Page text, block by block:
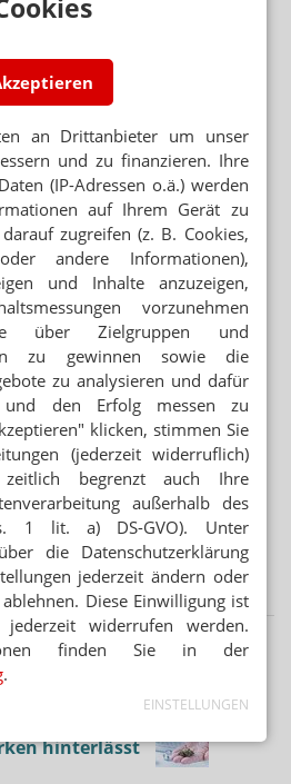
an Drittanbieter um unser
und zu finanzieren. Ihre
(IP-Adressen o.ä.) werden
auf Ihrem Gerät zu
zugreifen (z. B. Cookies,
andere Informationen),
und Inhalte anzuzeigen,
vorzunehmen
über Zielgruppen und
zu gewinnen sowie die
zu analysieren und dafür
und den Erfolg messen zu
klicken, stimmen Sie
(jederzeit widerruflich)
begrenzt auch Ihre
außerhalb des
1 lit. a) DS-GVO). Unter
die Datenschutzerklärung
jederzeit ändern oder
Diese Einwilligung ist
widerrufen werden.
finden Sie in der
.
EINSTELLUNGEN
HANDELN
Thorne
keine Wirksamkeit garantieren“
den USA soll Wachstum
für Hexal
„HELLER“ GEWESEN
großer Abnehm-
hinterlässt